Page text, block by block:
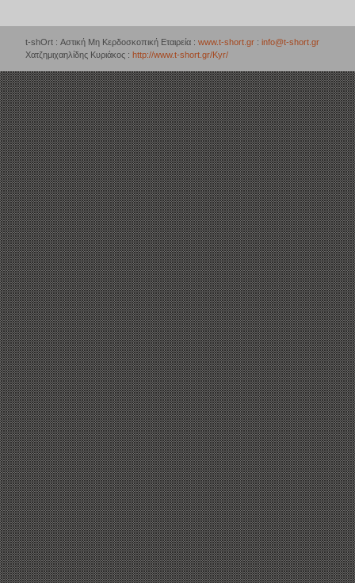
t-shOrt : Αστική Μη Κερδοσκοπική Εταιρεία : www.t-short.gr : info@t-short.gr
Χατζημιχαηλίδης Κυριάκος : http://www.t-short.gr/Kyr/